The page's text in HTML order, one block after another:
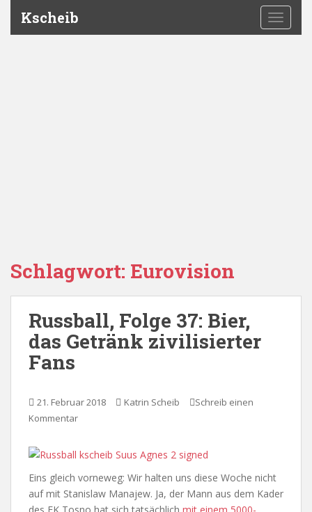
Kscheib
Schlagwort: Eurovision
Russball, Folge 37: Bier,
das Getränk zivilisierter
Fans
21. Februar 2018 Katrin Scheib
Schreib einen
Kommentar
Eins gleich vorneweg: Wir halten uns diese Woche nicht
auf mit Stanislaw Manajew. Ja, der Mann aus dem Kader